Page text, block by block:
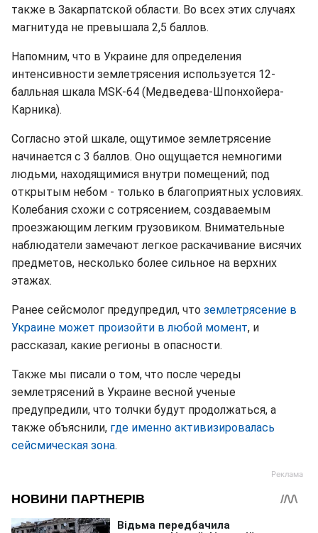
также в Закарпатской области. Во всех этих случаях
магнитуда не превышала 2,5 баллов.
Напомним, что в Украине для определения
интенсивности землетрясения используется 12-
балльная шкала MSK-64 (Медведева-Шпонхойера-
Карника).
Согласно этой шкале, ощутимое землетрясение
начинается с 3 баллов. Оно ощущается немногими
людьми, находящимися внутри помещений; под
открытым небом - только в благоприятных условиях.
Колебания схожи с сотрясением, создаваемым
проезжающим легким грузовиком. Внимательные
наблюдатели замечают легкое раскачивание висячих
предметов, несколько более сильное на верхних
этажах.
Ранее сейсмолог предупредил, что землетрясение в
Украине может произойти в любой момент, и
рассказал, какие регионы в опасности.
Также мы писали о том, что после череды
землетрясений в Украине весной ученые
предупредили, что толчки будут продолжаться, а
также объяснили, где именно активизировалась
сейсмическая зона.